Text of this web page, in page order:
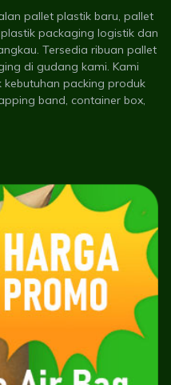
pallet plastik baru, pallet
packaging logistik dan
Tersedia ribuan pallet
di gudang kami. Kami
packing produk
band, container box,